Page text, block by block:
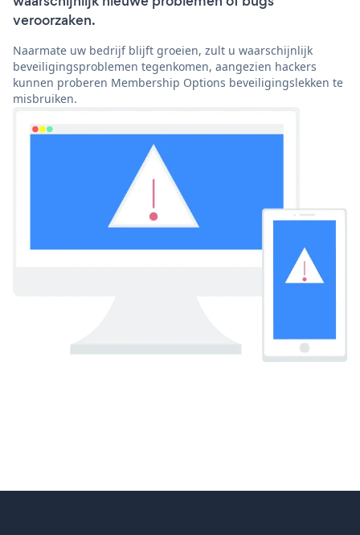
veroorzaken.
Naarmate uw bedrijf blijft groeien, zult u waarschijnlijk
beveiligingsproblemen tegenkomen, aangezien hackers
kunnen proberen Membership Options beveiligingslekken te
misbruiken.